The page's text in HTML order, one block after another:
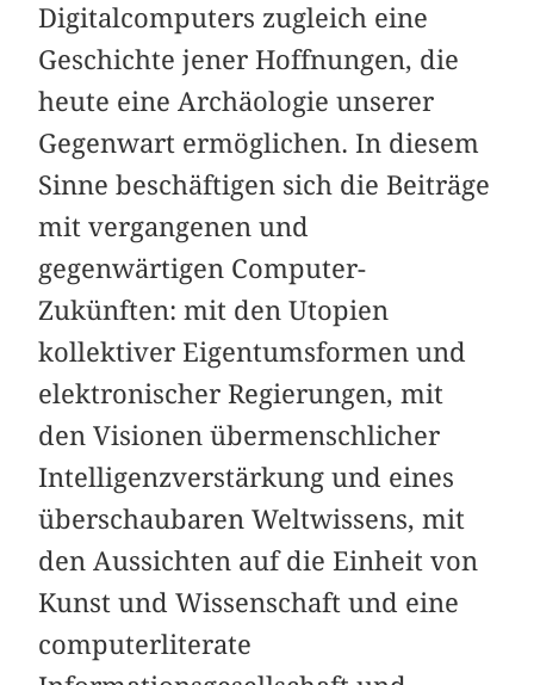
Digitalcomputers zugleich eine
Geschichte jener Hoffnungen, die
heute eine Archäologie unserer
Gegenwart ermöglichen. In diesem
Sinne beschäftigen sich die Beiträge
mit vergangenen und
gegenwärtigen Computer-
Zukünften: mit den Utopien
kollektiver Eigentumsformen und
elektronischer Regierungen, mit
den Visionen übermenschlicher
Intelligenzverstärkung und eines
überschaubaren Weltwissens, mit
den Aussichten auf die Einheit von
Kunst und Wissenschaft und eine
computerliterate